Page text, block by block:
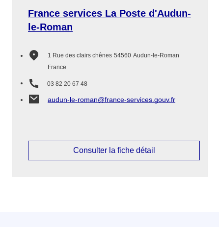
France services La Poste d'Audun-
le-Roman
1 Rue des clairs chênes 54560 Audun-le-Roman
France
03 82 20 67 48
audun-le-roman@france-services.gouv.fr
Consulter la fiche détail